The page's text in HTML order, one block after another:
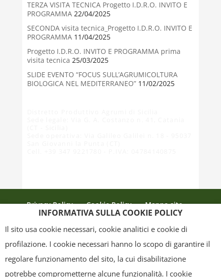
TERZA VISITA TECNICA Progetto I.D.R.O. INVITO E
PROGRAMMA22/04/2025
SECONDA visita tecnica_Progetto I.D.R.O. INVITO E
PROGRAMMA11/04/2025
Progetto I.D.R.O. INVITO E PROGRAMMA prima
visita tecnica 25/03/2025
SLIDE EVENTO “FOCUS SULL’AGRUMICOLTURA
BIOLOGICA NEL MEDITERRANEO”11/02/2025
Privacy Policy Cookie Policy
Mappa sito
INFORMATIVA SULLA COOKIE POLICY
Il sito usa cookie necessari, cookie analitici e cookie di
profilazione. I cookie necessari hanno lo scopo di garantire il
regolare funzionamento del sito, la cui disabilitazione
potrebbe comprometterne alcune funzionalità. I cookie